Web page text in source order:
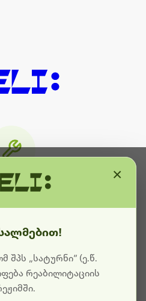
ამჟამად
განახლება და ტექნიკური
იქნება. გმადლობთ
შპს „სატურნი“ (ე.წ.
რეაბილიტაციის
×